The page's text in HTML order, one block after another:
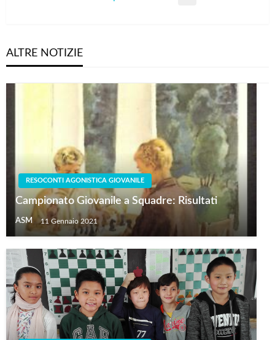
ALTRE NOTIZIE
RESOCONTI AGONISTICA GIOVANILE
Campionato Giovanile a Squadre: Risultati
ASM 11 Gennaio 2021